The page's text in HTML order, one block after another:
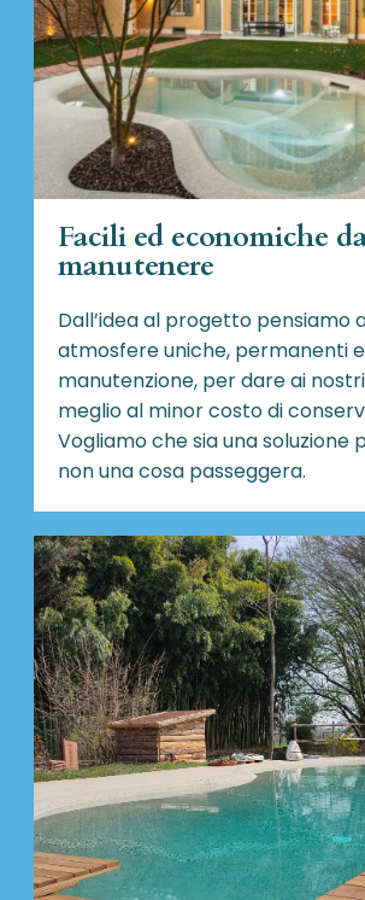
Facili ed economiche
manutenere
Dall’idea al progetto pensiamo
atmosfere uniche, permanenti
manutenzione, per dare ai
meglio al minor costo di
Vogliamo che sia una soluzione
non una cosa passeggera.